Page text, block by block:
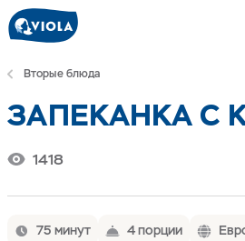
Вторые блюда
ЗАПЕКАНКА С
1418
75 минут 4 порции